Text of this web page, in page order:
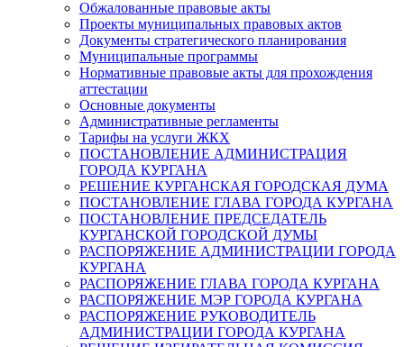
Обжалованные правовые акты
Проекты муниципальных правовых актов
Документы стратегического планирования
Муниципальные программы
Нормативные правовые акты для прохождения
аттестации
Основные документы
Административные регламенты
Тарифы на услуги ЖКХ
ПОСТАНОВЛЕНИЕ АДМИНИСТРАЦИЯ
ГОРОДА КУРГАНА
РЕШЕНИЕ КУРГАНСКАЯ ГОРОДСКАЯ ДУМА
ПОСТАНОВЛЕНИЕ ГЛАВА ГОРОДА КУРГАНА
ПОСТАНОВЛЕНИЕ ПРЕДСЕДАТЕЛЬ
КУРГАНСКОЙ ГОРОДСКОЙ ДУМЫ
РАСПОРЯЖЕНИЕ АДМИНИСТРАЦИИ ГОРОДА
КУРГАНА
РАСПОРЯЖЕНИЕ ГЛАВА ГОРОДА КУРГАНА
РАСПОРЯЖЕНИЕ МЭР ГОРОДА КУРГАНА
РАСПОРЯЖЕНИЕ РУКОВОДИТЕЛЬ
АДМИНИСТРАЦИИ ГОРОДА КУРГАНА